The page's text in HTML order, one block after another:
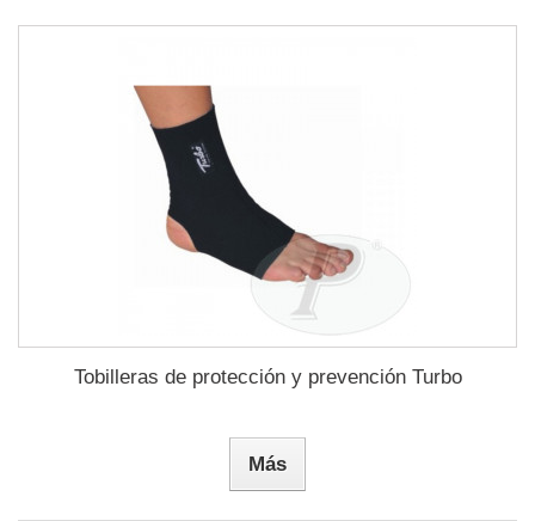
Tobilleras de protección y prevención Turbo
Más